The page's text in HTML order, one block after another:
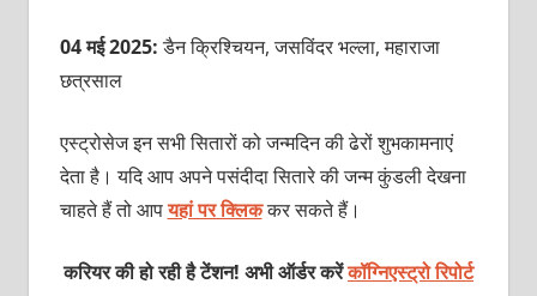
04 मई 2025:डैन क्रिश्चियन, जसविंदर भल्ला, महाराजा
छत्रसाल
एस्ट्रोसेज इन सभी सितारों को जन्मदिन की ढेरों शुभकामनाएं
देता है। यदि आप अपने पसंदीदा सितारे की जन्म कुंडली देखना
चाहते हैं तो आपयहां पर क्लिककर सकते हैं।
करियर की हो रही है टेंशन! अभी ऑर्डर करेंकॉग्निएस्ट्रो रिपोर्ट